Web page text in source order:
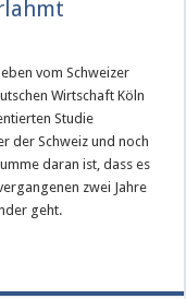
vom Schweizer
Wirtschaft Köln
Studie
der Schweiz und noch
daran ist, dass es
zwei Jahre
geht.